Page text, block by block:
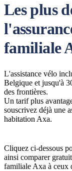
Les plus
familiale
L'assistance vélo
Belgique et jusqu'à
des frontières.
Un tarif plus
souscrivez déjà une
habitation Axa.
Cliquez ci-dessous
ainsi comparer
familiale Axa à ceux